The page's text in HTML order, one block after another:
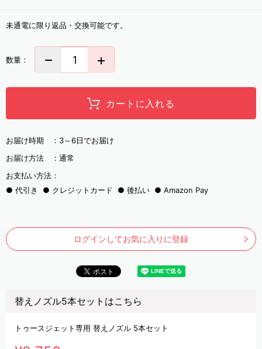
未通電に限り返品・交換可能です。
数量：
カートに入れる
お届け時期 ： 3～6日でお届け
お届け方法 ： 通常
お支払い方法：
代引き
クレジットカード 後払い Amazon Pay
ログインしてお気に入りに登録
替えノズル5本セットはこちら
トゥースジェット専用 替えノズル 5本セット